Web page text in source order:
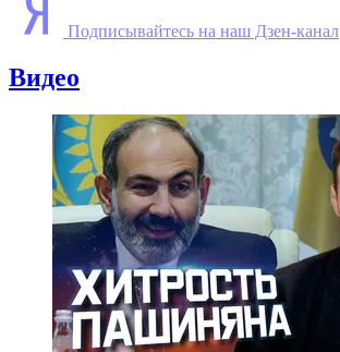
Подписывайтесь на наш Дзен-канал
Видео